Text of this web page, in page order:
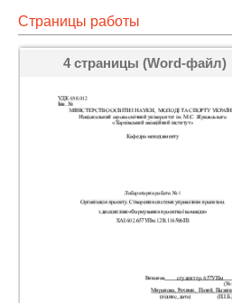
Страницы работы
4 страницы (Word-файл)